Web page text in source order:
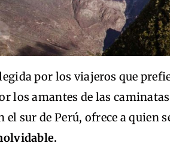
por los viajeros que
los amantes de las
el sur de Perú, ofrece a quien